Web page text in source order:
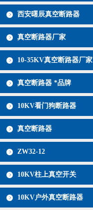
西安曙辰真空断路器
真空断路器厂家
10-35KV真空断路器厂家
真空断路器 *品牌
10KV看门狗断路器
真空断路器
ZW32-12
10KV柱上真空开关
10KV户外真空断路器